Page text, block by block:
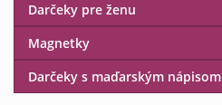
Darčeky pre ženu
Magnetky
Darčeky s maďarským nápisom